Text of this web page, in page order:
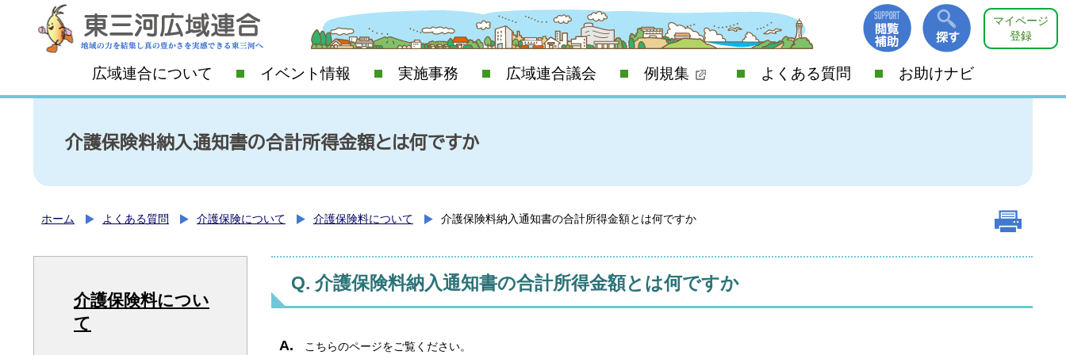
マイページ
登録
広域連合について イベント情報 実施事務 広域連合議会 例規集 よくある質問 お助けナビ
介護保険料納入通知書の合計所得金額とは何ですか
ホーム よくある質問 介護保険について 介護保険料について 介護保険料納入通知書の合計所得金額とは何ですか
介護保険料につい
て
介護保険料納入通知書の合計所得金額とは何ですか
こちらのページをご覧ください。